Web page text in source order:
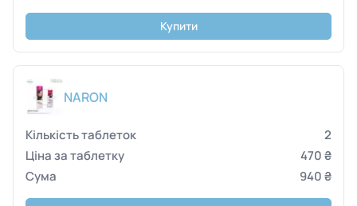
Купити
NARON
2
470 ₴
940 ₴